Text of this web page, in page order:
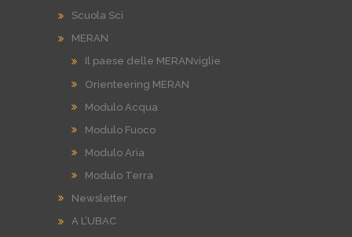
Scuola Sci
MERAN
Il paese delle MERANviglie
Orienteering MERAN
Modulo Acqua
Modulo Fuoco
Modulo Aria
Modulo Terra
Newsletter
A L’UBAC